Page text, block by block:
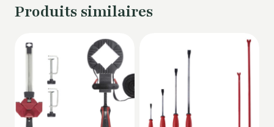
Produits similaires